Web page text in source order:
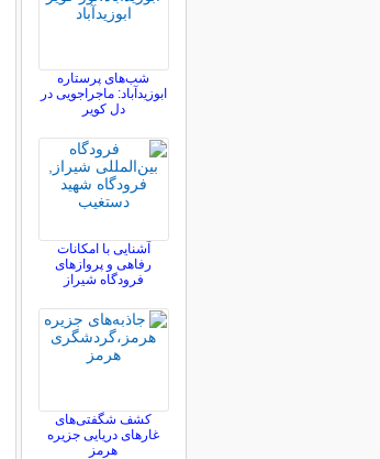
شب‌های پرستاره
ابوزیدآباد: ماجراجویی در
دل کویر
آشنایی با امکانات
رفاهی و پروازهای
فرودگاه شیراز
کشف شگفتی‌های
غارهای دریایی جزیره
هرمز